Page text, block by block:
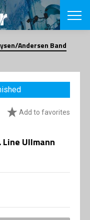
SEARCH
Danish
CHOOSE
VINTERJAZZ
Themes
LOCATIONS
App
SHOP
Andersen Band
Add to favorites
Ullmann